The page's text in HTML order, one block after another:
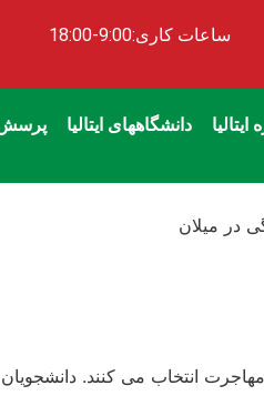
ساعات کاری:9:00-18:00
ایتالیا دانشگاههای ایتالیا پرسش
انتخاب می کنند. دانشجویان